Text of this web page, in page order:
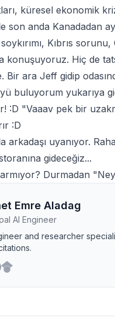
küresel ekonomik
son anda Kanadadan
Kıbrıs
konuşuyoruz. Hiç de
ara Jeff gidip
buluyorum yukarıya
:D "Vaaav pek bir
:D
uyanıyor.
gideceğiz...
Durmadan
Emre Aladag
AI Engineer
and researcher